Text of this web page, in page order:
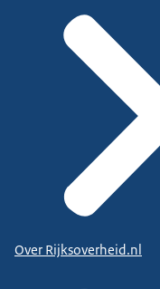
Over Rijksoverheid.nl